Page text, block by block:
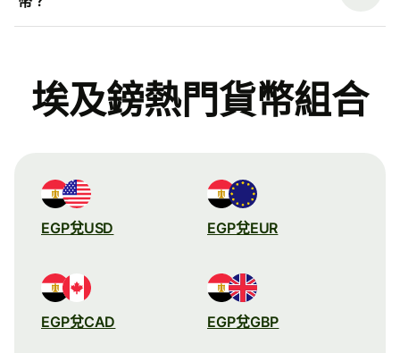
埃及鎊熱門貨幣組合
EGP兌USD EGP兌EUR
EGP兌CAD EGP兌GBP